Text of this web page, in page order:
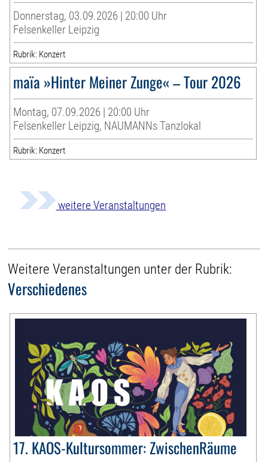
Donnerstag, 03.09.2026 | 20:00 Uhr
Felsenkeller Leipzig
Rubrik: Konzert
maïa »Hinter Meiner Zunge« – Tour 2026
Montag, 07.09.2026 | 20:00 Uhr
Felsenkeller Leipzig, NAUMANNs Tanzlokal
Rubrik: Konzert
weitere Veranstaltungen
Weitere Veranstaltungen unter der Rubrik:
Verschiedenes
17. KAOS-Kultursommer: ZwischenRäume